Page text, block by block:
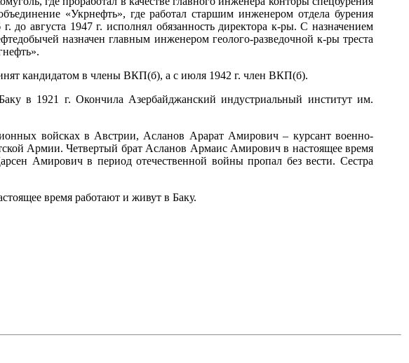
«Укрнефть», где работал старшим инженером отдела бурения
августа 1947 г. исполнял обязанность директора к-ры. С назначением
назначен главным инженером геолого-разведочной к-ры треста
кандидатом в члены ВКП(б), а с июля 1942 г. член ВКП(б).
в 1921 г. Окончила Азербайджанский индустриальный институт им.
войсках в Австрии, Асланов Арарат Амирович – курсант военно-
Армии. Четвертый брат Асланов Армаис Амирович в настоящее время
Амирович в период отечественной войны пропал без вести. Сестра
время работают и живут в Баку.